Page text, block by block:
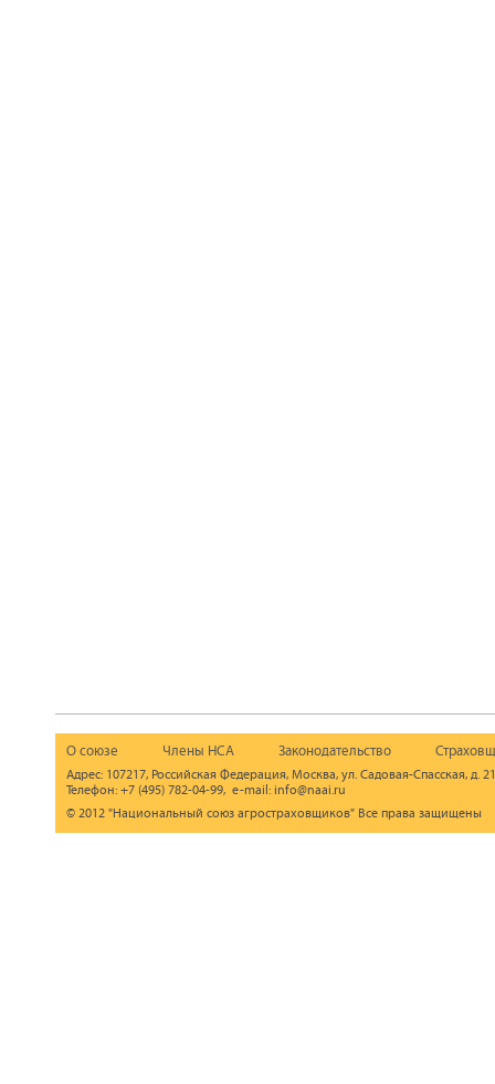
О союзе Члены НСА Законодательство
Адрес: 107217, Российская Федерация, Москва, ул. Садовая-Спасская, д.
Телефон: +7 (495) 782-04-99, e-mail: info@naai.ru
© 2012 "Национальный союз агростраховщиков" Все права защищены